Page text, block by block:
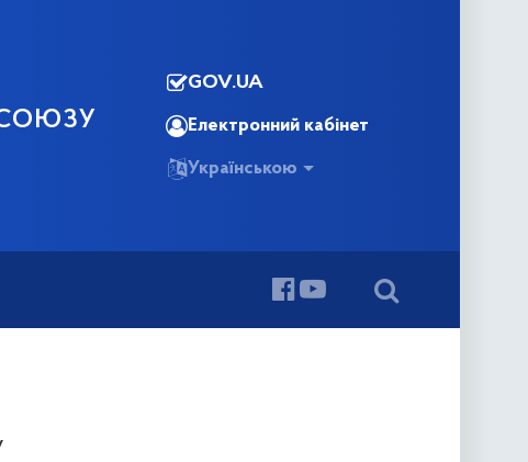
GOV.UA
Електронний кабінет
Українською